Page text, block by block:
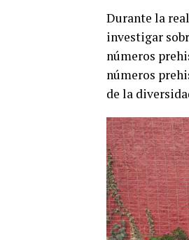
Durante la
investigar
números
números
de la